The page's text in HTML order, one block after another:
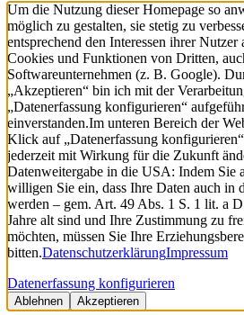
Um die Nutzung dieser Homepage so
möglich zu gestalten, sie stetig zu
entsprechend den Interessen ihrer
Cookies und Funktionen von Dritten,
Softwareunternehmen (z. B. Google).
„Akzeptieren“ bin ich mit der
„Datenerfassung konfigurieren“
einverstanden.Im unteren Bereich der
Klick auf „Datenerfassung
jederzeit mit Wirkung für die Zukunft
Datenweitergabe in die USA: Indem Sie
willigen Sie ein, dass Ihre Daten auch in
werden – gem. Art. 49 Abs. 1 S. 1 lit. a
Jahre alt sind und Ihre Zustimmung zu
möchten, müssen Sie Ihre
bitten.DatenschutzerklärungImpressum
Datenerfassung konfigurieren
Ablehnen Akzeptieren